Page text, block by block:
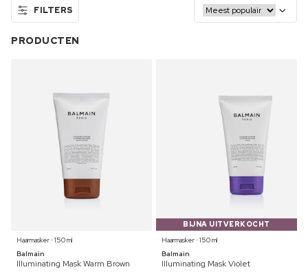
FILTERS
PRODUCTEN
Haarmasker ⋅ 150 ml
Balmain
Illuminating Mask Warm Brown
BIJNA UITVERKOCHT
Haarmasker ⋅ 150 ml
Balmain
Illuminating Mask Violet